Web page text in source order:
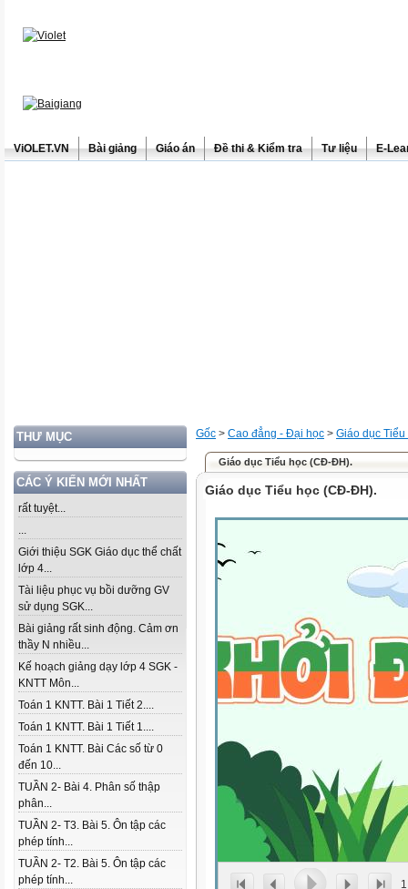
ViOLET.VN Bài giảng Giáo án Đề thi & Kiểm tra Tư liệu E-
THƯ MỤC
CÁC Ý KIẾN MỚI NHẤT
rất tuyệt...
...
Giới thiệu SGK Giáo dục thể chất
lớp 4...
Tài liệu phục vụ bồi dưỡng GV
sử dụng SGK...
Bài giảng rất sinh động. Cảm ơn
thầy N nhiều...
Kế hoạch giảng dạy lớp 4 SGK -
KNTT Môn...
Toán 1 KNTT. Bài 1 Tiết 2....
Toán 1 KNTT. Bài 1 Tiết 1....
Toán 1 KNTT. Bài Các số từ 0
đến 10...
TUẦN 2- Bài 4. Phân số thập
phân...
TUẦN 2- T3. Bài 5. Ôn tập các
phép tính...
TUẦN 2- T2. Bài 5. Ôn tập các
phép tính...
Gốc > Cao đẳng - Đại học > Giáo dục Tiểu
Giáo dục Tiểu học (CĐ-ĐH).
Giáo dục Tiểu học (CĐ-ĐH).
1